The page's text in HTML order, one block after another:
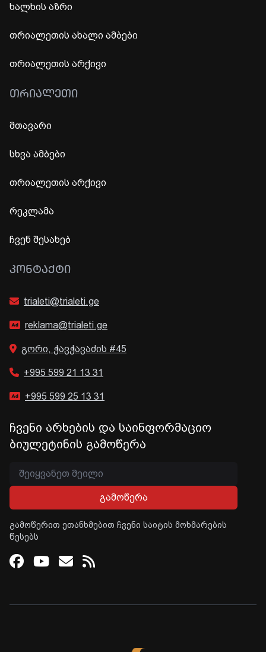
ხალხის აზრი
თრიალეთის ახალი ამბები
თრიალეთის არქივი
ᲗᲠᲘᲐᲚᲔᲗᲘ
მთავარი
სხვა ამბები
თრიალეთის არქივი
რეკლამა
ჩვენ შესახებ
ᲙᲝᲜᲢᲐᲥᲢᲘ
trialeti@trialeti.ge
reklama@trialeti.ge
გორი, ჭავჭავაძის #45
+995 599 21 13 31
+995 599 25 13 31
ჩვენი არხების და საინფორმაციო
ბიულეტინის გამოწერა
გამოწერა
გამოწერით ეთანხმებით ჩვენი საიტის მოხმარების
წესებს
Facebook
Youtube
Email
RSS